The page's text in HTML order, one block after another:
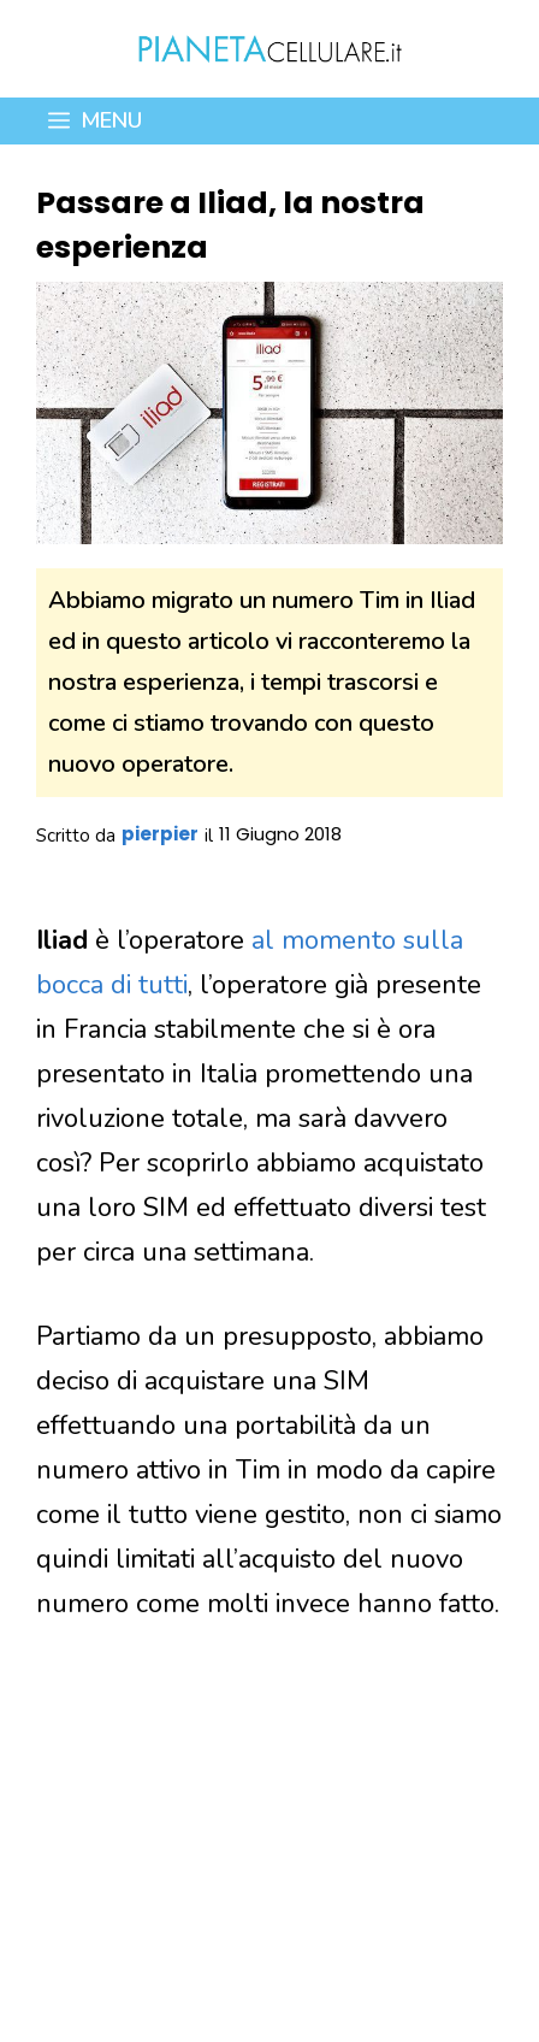
contenuto
MENU
Passare a Iliad, la nostra
esperienza
Abbiamo migrato un numero Tim in Iliad
ed in questo articolo vi racconteremo la
nostra esperienza, i tempi trascorsi e
come ci stiamo trovando con questo
nuovo operatore.
Scritto da pierpier il 11 Giugno 2018
Iliad è l’operatore al momento sulla
bocca di tutti, l’operatore già presente
in Francia stabilmente che si è ora
presentato in Italia promettendo una
rivoluzione totale, ma sarà davvero
così? Per scoprirlo abbiamo acquistato
una loro SIM ed effettuato diversi test
per circa una settimana.
Partiamo da un presupposto, abbiamo
deciso di acquistare una SIM
effettuando una portabilità da un
numero attivo in Tim in modo da capire
come il tutto viene gestito, non ci siamo
quindi limitati all’acquisto del nuovo
numero come molti invece hanno fatto.